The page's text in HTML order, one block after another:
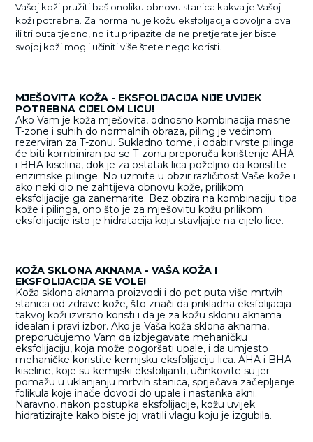
Vašoj koži pružiti baš onoliku obnovu stanica kakva je Vašoj
koži potrebna. Za normalnu je kožu eksfolijacija dovoljna dva
ili tri puta tjedno, no i tu pripazite da ne pretjerate jer biste
svojoj koži mogli učiniti više štete nego koristi.
MJEŠOVITA KOŽA - EKSFOLIJACIJA NIJE UVIJEK
POTREBNA CIJELOM LICU!
Ako Vam je koža mješovita, odnosno kombinacija masne
T-zone i suhih do normalnih obraza, piling je većinom
rezerviran za T-zonu. Sukladno tome, i odabir vrste pilinga
će biti kombiniran pa se T-zonu preporuča korištenje AHA
i BHA kiselina, dok je za ostatak lica poželjno da koristite
enzimske pilinge. No uzmite u obzir različitost Vaše kože i
ako neki dio ne zahtijeva obnovu kože, prilikom
eksfolijacije ga zanemarite. Bez obzira na kombinaciju tipa
kože i pilinga, ono što je za mješovitu kožu prilikom
eksfolijacije isto je hidratacija koju stavljajte na cijelo lice.
KOŽA SKLONA AKNAMA - VAŠA KOŽA I
EKSFOLIJACIJA SE VOLE!
Koža sklona aknama proizvodi i do pet puta više mrtvih
stanica od zdrave kože, što znači da prikladna eksfolijacija
takvoj koži izvrsno koristi i da je za kožu sklonu aknama
idealan i pravi izbor. Ako je Vaša koža sklona aknama,
preporučujemo Vam da izbjegavate mehaničku
eksfolijaciju, koja može pogoršati upale, i da umjesto
mehaničke koristite kemijsku eksfolijaciju lica. AHA i BHA
kiseline, koje su kemijski eksfolijanti, učinkovite su jer
pomažu u uklanjanju mrtvih stanica, sprječava začepljenje
folikula koje inače dovodi do upale i nastanka akni.
Naravno, nakon postupka eksfolijacije, kožu uvijek
hidratizirajte kako biste joj vratili vlagu koju je izgubila.